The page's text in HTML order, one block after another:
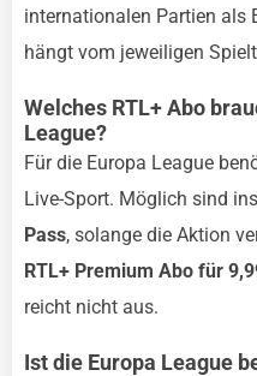
internationalen Partien als
hängt vom jeweiligen
Welches RTL+ Abo
League?
Für die Europa League
Live-Sport. Möglich sind
Pass, solange die Aktion
RTL+ Premium Abo für
reicht nicht aus.
Ist die Europa League